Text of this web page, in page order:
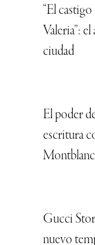
“El castigo
Valeria”:
ciudad
El poder
escritura
Montblanc
Gucci
nuevo